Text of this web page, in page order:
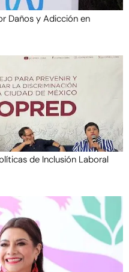
Daños y Adicción en
de Inclusión Laboral